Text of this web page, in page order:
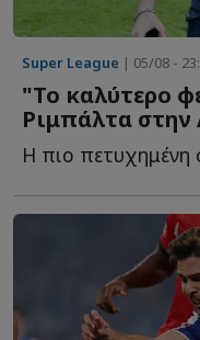
Super League | 05/08 -
"Το καλύτερο
Ριμπάλτα στην
Η πιο πετυχημένη